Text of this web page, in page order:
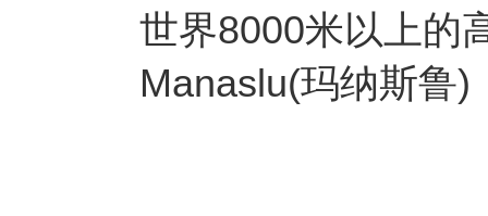
世界8000米以上的
Manaslu(玛纳斯鲁